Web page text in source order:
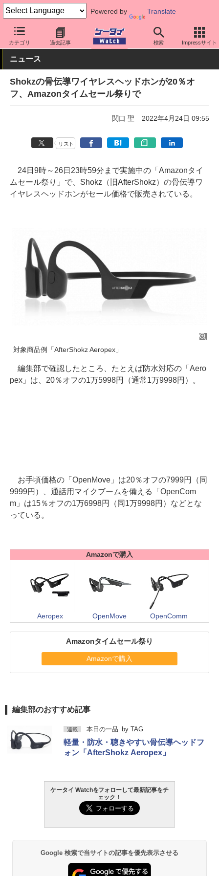
Powered by Translate
カテゴリ 過去記事 検索 Impressサイト
ケータイ Watch 周辺機器/アクセサリー オーディオ
ニュース
Shokzの骨伝導ワイヤレスヘッドホンが20％オ
フ、Amazonタイムセール祭りで
関口 聖 2022年4月24日 09:55
リスト
24日9時～26日23時59分まで実施中の「Amazonタイ
ムセール祭り」で、Shokz（旧AfterShokz）の骨伝導ワ
イヤレスヘッドホンがセール価格で販売されている。
対象商品例「AfterShokz Aeropex」
編集部で確認したところ、たとえば防水対応の「Aero
pex」は、20％オフの1万5998円（通常1万9998円）。
お手頃価格の「OpenMove」は20％オフの7999円（同
9999円）、通話用マイクブームを備える「OpenCom
m」は15％オフの1万6998円（同1万9998円）などとな
っている。
Amazonで購入
Aeropex OpenMove OpenComm
Amazonタイムセール祭り
Amazonで購入
編集部のおすすめ記事
連載 本日の一品 by TAG
軽量・防水・聴きやすい骨伝導ヘッドフ
ォン「AfterShokz Aeropex」
ケータイ Watchをフォローして最新記事をチ
ェック！
Google 検索で当サイトの記事を優先表示させる